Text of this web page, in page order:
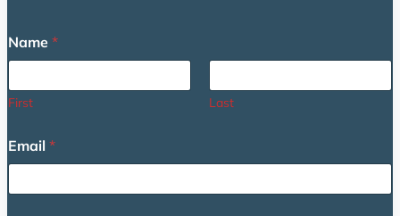
Name *
First Last
Email *